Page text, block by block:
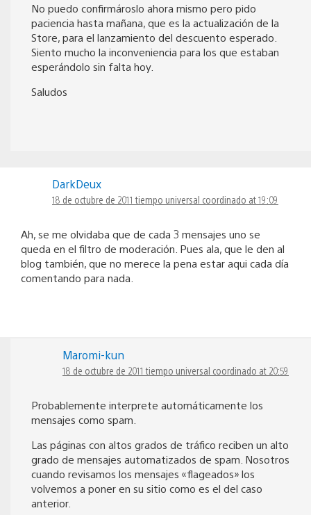
No puedo confirmároslo ahora mismo pero pido
paciencia hasta mañana, que es la actualización de la
Store, para el lanzamiento del descuento esperado.
Siento mucho la inconveniencia para los que estaban
esperándolo sin falta hoy.
Saludos
DarkDeux
18 de octubre de 2011 tiempo universal coordinado at 19:09
Ah, se me olvidaba que de cada 3 mensajes uno se
queda en el filtro de moderación. Pues ala, que le den al
blog también, que no merece la pena estar aqui cada día
comentando para nada.
Maromi-kun
18 de octubre de 2011 tiempo universal coordinado at 20:59
Probablemente interprete automáticamente los
mensajes como spam.
Las páginas con altos grados de tráfico reciben un alto
grado de mensajes automatizados de spam. Nosotros
cuando revisamos los mensajes «flageados» los
volvemos a poner en su sitio como es el del caso
anterior.